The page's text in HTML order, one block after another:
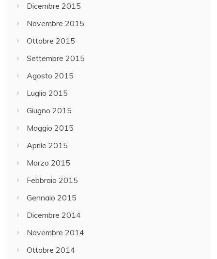
Dicembre 2015
Novembre 2015
Ottobre 2015
Settembre 2015
Agosto 2015
Luglio 2015
Giugno 2015
Maggio 2015
Aprile 2015
Marzo 2015
Febbraio 2015
Gennaio 2015
Dicembre 2014
Novembre 2014
Ottobre 2014